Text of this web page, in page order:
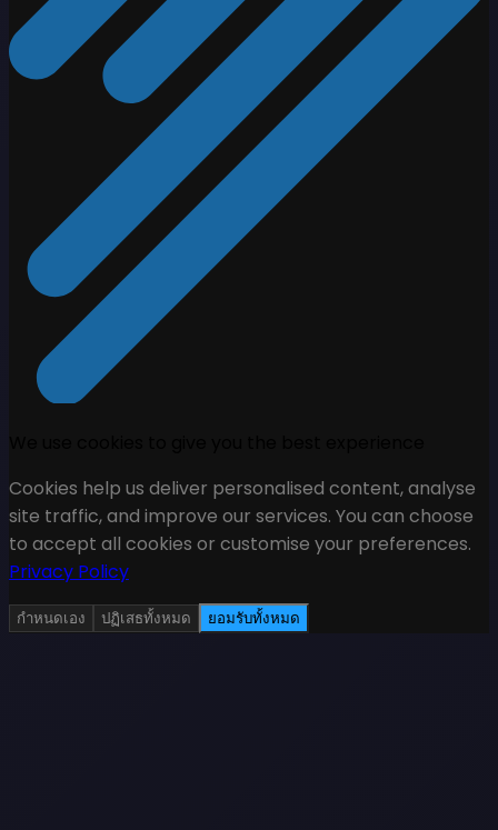
Cookies help us deliver personalised content, analyse
site traffic, and improve our services. You can choose
to accept all cookies or customise your preferences.
Privacy Policy
กำหนดเอง ปฏิเสธทั้งหมด ยอมรับทั้งหมด